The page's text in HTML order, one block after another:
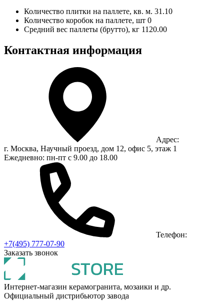
Количество плитки на паллете, кв. м. 31.10
Количество коробок на паллете, шт 0
Средний вес паллеты (брутто), кг 1120.00
Контактная информация
Адрес:
г. Москва, Научный проезд, дом 12, офис 5, этаж 1
Ежедневно: пн-пт с 9.00 до 18.00
Телефон:
+7(495) 777-07-90
Заказать звонок
Интернет-магазин керамогранита, мозаики и др.
Официальный дистрибьютор завода